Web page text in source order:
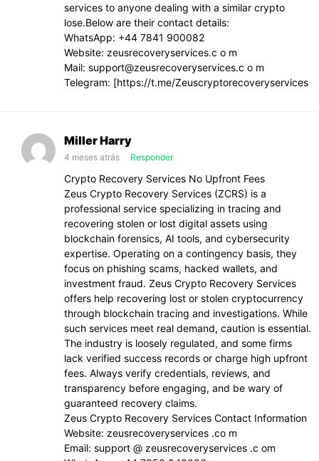
services to anyone dealing with a similar crypto
lose.Below are their contact details:
WhatsApp: +44 7841 900082
Website: zeusrecoveryservices.c o m
Mail: support@zeusrecoveryservices.c o m
Telegram: [https://t.me/Zeuscryptorecoveryservices
Miller Harry
4 meses atrás Responder
Crypto Recovery Services No Upfront Fees
Zeus Crypto Recovery Services (ZCRS) is a
professional service specializing in tracing and
recovering stolen or lost digital assets using
blockchain forensics, AI tools, and cybersecurity
expertise. Operating on a contingency basis, they
focus on phishing scams, hacked wallets, and
investment fraud. Zeus Crypto Recovery Services
offers help recovering lost or stolen cryptocurrency
through blockchain tracing and investigations. While
such services meet real demand, caution is essential.
The industry is loosely regulated, and some firms
lack verified success records or charge high upfront
fees. Always verify credentials, reviews, and
transparency before engaging, and be wary of
guaranteed recovery claims.
Zeus Crypto Recovery Services Contact Information
Website: zeusrecoveryservices .co m
Email: support @ zeusrecoveryservices .c om